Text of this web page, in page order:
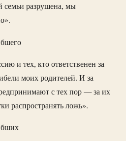
разрушена, мы
и тех, кто ответственен за
моих родителей. И за
с тех пор — за их
распространять ложь».